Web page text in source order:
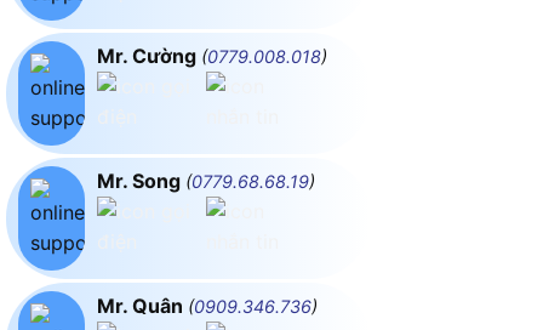
Mr. Cường (0779.008.018)
Mr. Song (0779.68.68.19)
Mr. Quân (0909.346.736)